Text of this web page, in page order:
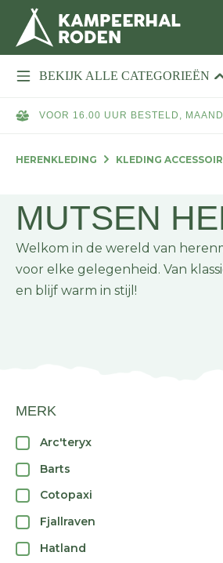
BEKIJK ALLE CATEGORIEËN
VOOR 16.00 UUR BESTELD,
HERENKLEDING KLEDING
MUTSEN
Welkom in de wereld van
voor elke gelegenheid. Van
en blijf warm in stijl!
MERK
Arc'teryx
Barts
Cotopaxi
Fjallraven
Hatland